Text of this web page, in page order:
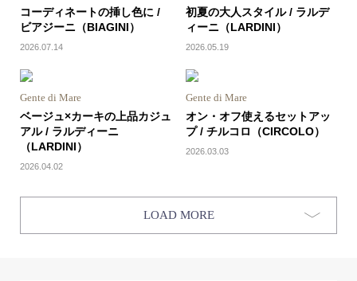
コーディネートの挿し色に /
ビアジーニ（BIAGINI）
2026.07.14
初夏の大人スタイル / ラルデ
ィーニ（LARDINI）
2026.05.19
Gente di Mare
ベージュ×カーキの上品カジュ
アル / ラルディーニ
（LARDINI）
2026.04.02
Gente di Mare
オン・オフ使えるセットアッ
プ / チルコロ（CIRCOLO）
2026.03.03
LOAD MORE